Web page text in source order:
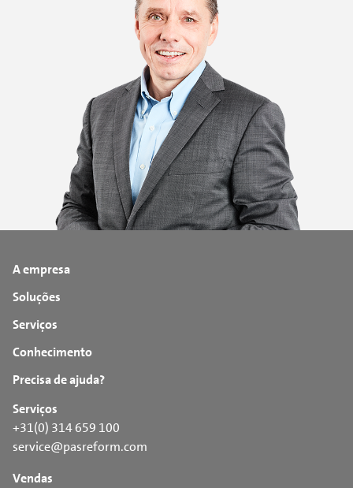
A empresa
Soluções
Serviços
Conhecimento
Precisa de ajuda?
Serviços
+31(0) 314 659 100
service@pasreform.com
Vendas